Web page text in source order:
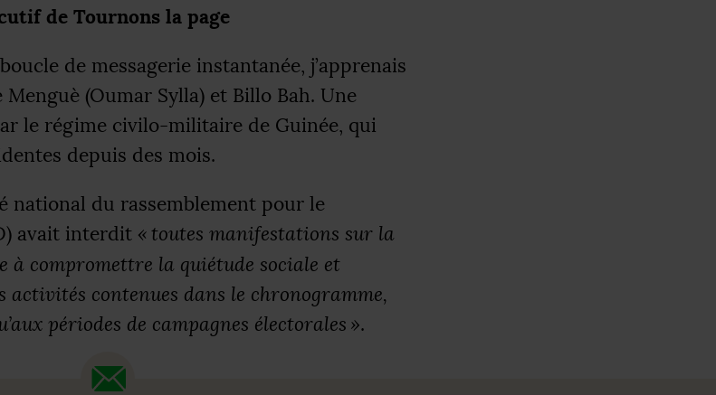
de Tournons la page
de messagerie instantanée, j’apprenais
(Oumar Sylla) et Billo Bah. Une
le régime civilo-militaire de Guinée, qui
depuis des mois.
national du rassemblement pour le
) avait interdit «toutes manifestations sur la
à compromettre la quiétude sociale et
activités contenues dans le chronogramme,
périodes de campagnes électorales ».